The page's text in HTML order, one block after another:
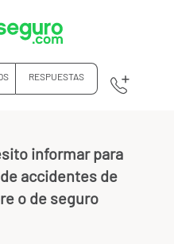
RESPUESTAS
informar para
accidentes de
o de seguro